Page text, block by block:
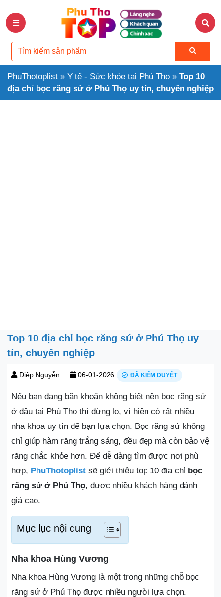
PhuThotoplist » Y tế - Sức khỏe tại Phú Thọ » Top 10
địa chỉ bọc răng sứ ở Phú Thọ uy tín, chuyên nghiệp
Top 10 địa chỉ bọc răng sứ ở Phú Thọ uy
tín, chuyên nghiệp
Diệp Nguyễn 06-01-2026 ĐÃ KIỂM DUYỆT
Nếu bạn đang băn khoăn không biết nên bọc răng sứ
ở đâu tại Phú Thọ thì đừng lo, vì hiện có rất nhiều
nha khoa uy tín để bạn lựa chọn. Bọc răng sứ không
chỉ giúp hàm răng trắng sáng, đều đẹp mà còn bảo vệ
răng chắc khỏe hơn. Để dễ dàng tìm được nơi phù
hợp, PhuThotoplist sẽ giới thiệu top 10 địa chỉ bọc
răng sứ ở Phú Thọ, được nhiều khách hàng đánh
giá cao.
Mục lục nội dung
Nha khoa Hùng Vương
Nha khoa Hùng Vương là một trong những chỗ bọc
răng sứ ở Phú Thọ được nhiều người lựa chọn.